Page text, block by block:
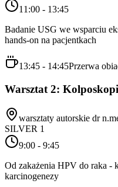
11:00 - 13:45
Badanie USG we wsparciu
hands-on na pacjentkach
13:45 - 14:45Przerwa
Warsztat 2:
warsztaty autorskie dr
SILVER 1
9:00 - 9:45
Od zakażenia HPV do raka -
karcinogenezy